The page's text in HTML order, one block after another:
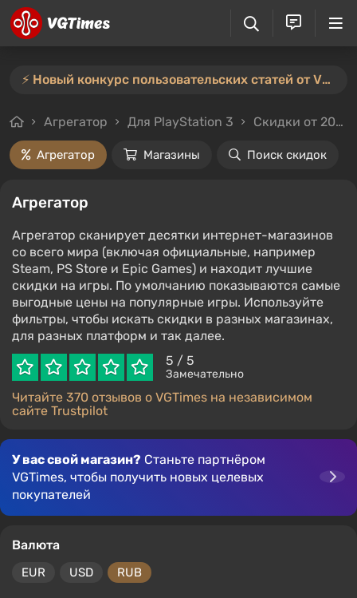
⚡️ Новый конкурс пользовательских статей от VGTimes — участвуйте тут ⚡️
Агрегатор Для PlayStation 3 Скидки от 20%
Агрегатор Магазины Поиск скидок
Агрегатор
Агрегатор сканирует десятки интернет-магазинов
со всего мира (включая официальные, например
Steam, PS Store и Epic Games) и находит лучшие
скидки на игры. По умолчанию показываются самые
выгодные цены на популярные игры. Используйте
фильтры, чтобы искать скидки в разных магазинах,
для разных платформ и так далее.
5 / 5
Замечательно
Читайте 370 отзывов о VGTimes на независимом
сайте Trustpilot
У вас свой магазин? Станьте партнёром
VGTimes, чтобы получить новых целевых
покупателей
Валюта
EUR USD RUB